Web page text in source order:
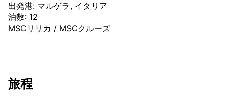
出発港: マルゲラ, イタリア
泊数: 12
MSCリリカ / MSCクルーズ
旅程